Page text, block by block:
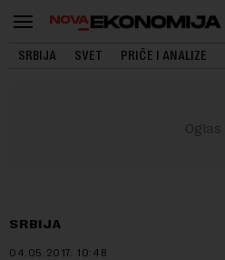
SRBIJA SVET PRIČE I ANALIZE
SRBIJA
04.05.2017. 10:48